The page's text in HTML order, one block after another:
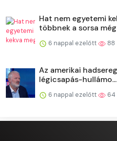
Hat nem egyetemi
többnek a sorsa még
6 nappal ezelőtt 88
Az amerikai
légicsapás-hullámo...
6 nappal ezelőtt 64